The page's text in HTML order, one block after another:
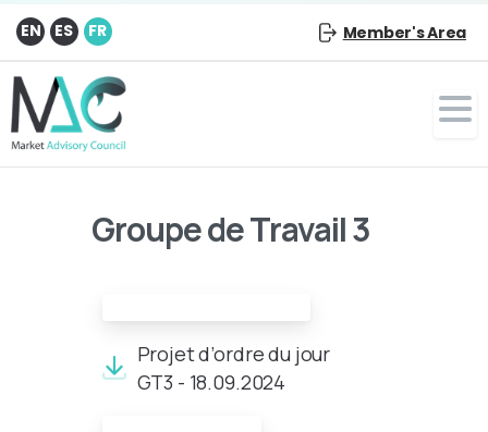
EN ES FR Member's Area
Groupe de Travail 3
Projet d’ordre du jour
GT3 - 18.09.2024